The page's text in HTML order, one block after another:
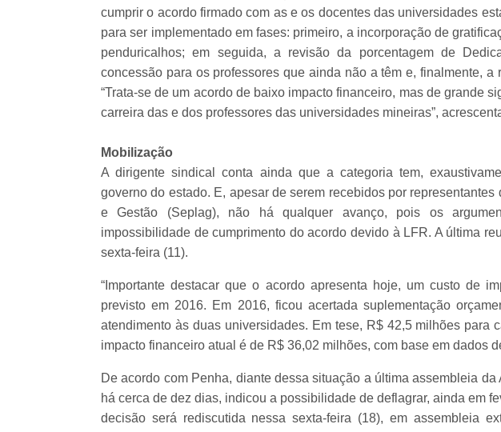
cumprir o acordo firmado com as e os docentes das universidades
para ser implementado em fases: primeiro, a incorporação de
penduricalhos; em seguida, a revisão da porcentagem de
concessão para os professores que ainda não a têm e, finalmente, a
“Trata-se de um acordo de baixo impacto financeiro, mas de grande
carreira das e dos professores das universidades mineiras”,
Mobilização
A dirigente sindical conta ainda que a categoria tem,
governo do estado. E, apesar de serem recebidos por
e Gestão (Seplag), não há qualquer avanço, pois os
impossibilidade de cumprimento do acordo devido à LFR. A última
sexta-feira (11).
“Importante destacar que o acordo apresenta hoje, um custo de
previsto em 2016. Em 2016, ficou acertada suplementação
atendimento às duas universidades. Em tese, R$ 42,5 milhões para
impacto financeiro atual é de R$ 36,02 milhões, com base em dados
De acordo com Penha, diante dessa situação a última assembleia
há cerca de dez dias, indicou a possibilidade de deflagrar, ainda em
decisão será rediscutida nessa sexta-feira (18), em assembleia